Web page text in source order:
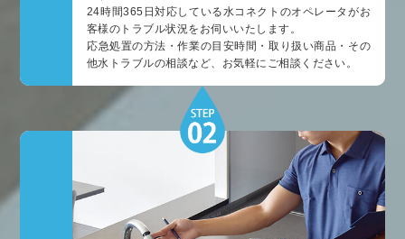
24時間365日対応している水コネクトのオペレータがお
客様のトラブル状況をお伺いいたします。
応急処置の方法・作業の目安時間・取り扱い商品・その
他水トラブルの相談など、お気軽にご相談ください。